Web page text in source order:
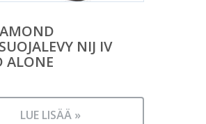
NIJ IV
ALONE
LUE LISÄÄ »